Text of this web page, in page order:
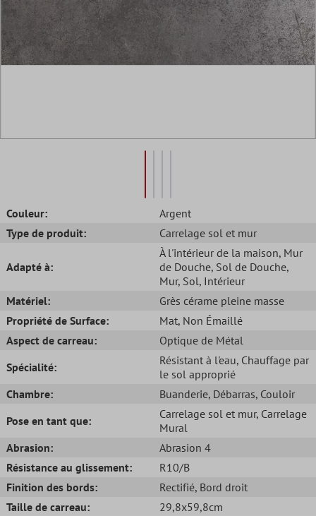
Couleur:
Argent
Type de produit:
Carrelage sol et mur
Adapté à:
À l'intérieur de la maison, Mur
de Douche, Sol de Douche,
Mur, Sol, Intérieur
Matériel:
Grès cérame pleine masse
Propriété de Surface:
Mat, Non Émaillé
Aspect de carreau:
Optique de Métal
Spécialité:
Résistant à l'eau, Chauffage par
le sol approprié
Chambre:
Buanderie, Débarras, Couloir
Pose en tant que:
Carrelage sol et mur, Carrelage
Mural
Abrasion:
Abrasion 4
Résistance au glissement:
R10/B
Finition des bords:
Rectifié, Bord droit
Taille de carreau:
29,8x59,8cm